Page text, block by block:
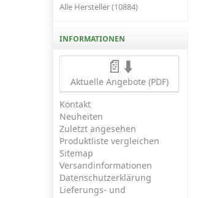
Alle Hersteller (10884)
INFORMATIONEN
📄⬇️
Aktuelle Angebote (PDF)
Kontakt
Neuheiten
Zuletzt angesehen
Produktliste vergleichen
Sitemap
Versandinformationen
Datenschutzerklärung
Lieferungs- und